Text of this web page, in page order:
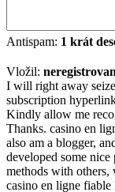
Antispam: 1 krát
Vložil:
I will right away
subscription
Kindly allow me
Thanks. casino en
also am a blogger,
developed some
methods with others,
casino en ligne